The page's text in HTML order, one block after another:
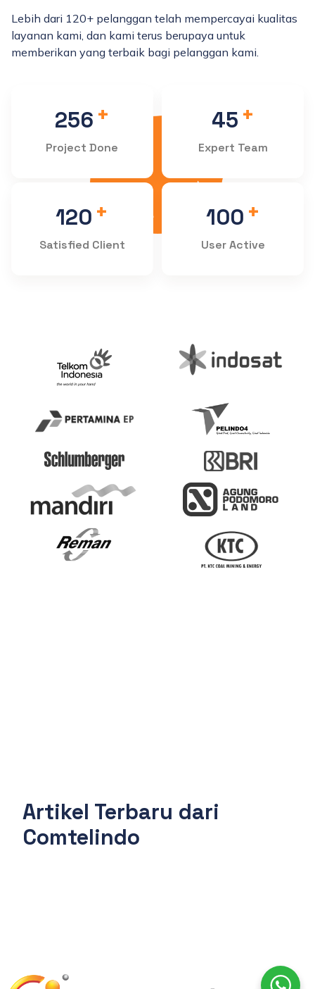
Lebih dari 120+ pelanggan telah mempercayai kualitas
layanan kami, dan kami terus berupaya untuk
memberikan yang terbaik bagi pelanggan kami.
256 +
Project Done
45 +
Expert Team
120 +
Satisfied Client
100 +
User Active
Artikel Terbaru dari
Comtelindo